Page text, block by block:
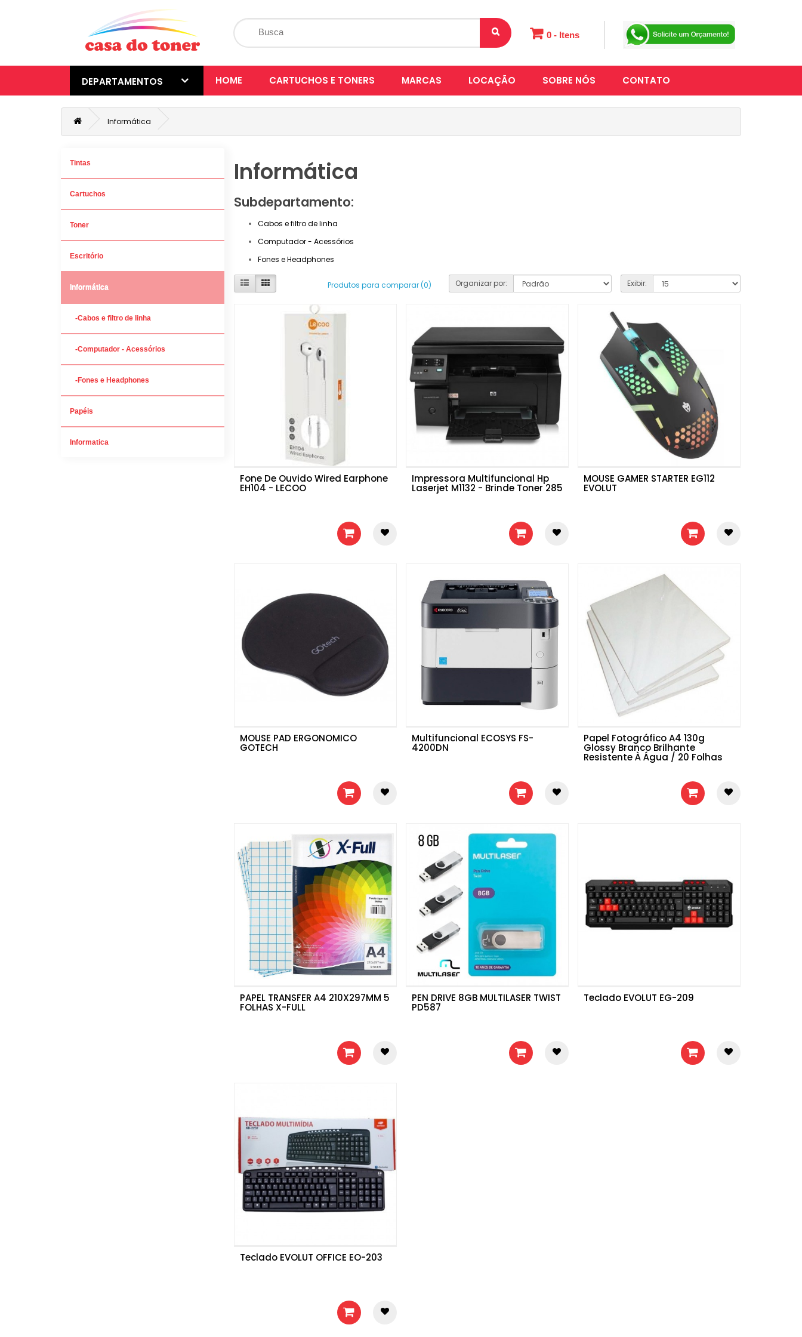
0 - Itens
DEPARTAMENTOS HOME CARTUCHOS E TONERS MARCAS LOCAÇÃO SOBRE NÓS CONTATO
Informática
Tintas
Cartuchos
Toner
Escritório
Informática
-Cabos e filtro de linha
-Computador - Acessórios
-Fones e Headphones
Papéis
Informatica
Informática
Subdepartamento:
Cabos e filtro de linha
Computador - Acessórios
Fones e Headphones
Produtos para comparar (0) Organizar por: Exibir:
Fone De Ouvido Wired Earphone
EH104 - LECOO
Impressora Multifuncional Hp
Laserjet M1132 - Brinde Toner 285
MOUSE GAMER STARTER EG112
EVOLUT
MOUSE PAD ERGONOMICO
GOTECH
Multifuncional ECOSYS FS-
4200DN
Papel Fotográfico A4 130g
Glossy Branco Brilhante
Resistente À Água / 20 Folhas
PAPEL TRANSFER A4 210X297MM 5
FOLHAS X-FULL
PEN DRIVE 8GB MULTILASER TWIST
PD587
Teclado EVOLUT EG-209
Teclado EVOLUT OFFICE EO-203